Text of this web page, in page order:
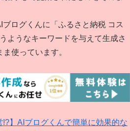
ログくんに「ふるさと納税 コス
ようなキーワードを与えて生成さ
使っています。
!?】AIブログくんで簡単に効果的な